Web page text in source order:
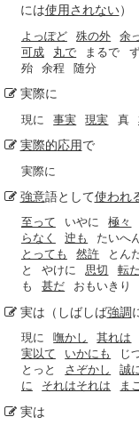
には使用されない）
よっぽど 殊の外 余
可成
丸で まるで
殆
余程 随分
実際に
現に 事実 現実 真
実際的応用で
実際に
強意語として使われ
至って いやに 極々
らなく
迚も たいへ
とっても
然許 とん
と
やけに 思切 転た
も
甚だ おもいきり
実は（しばしば強調
現に 嘸かし 其れは
実以て
いかにも じ
とっと
さぞかし 誠
に
それはそれは ま
実は